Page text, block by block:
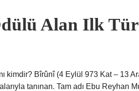
Alan Ilk
kimdir? Bîrûnî (4 Eylül 973 Kat – 13
tanınan. Tam adı Ebu Reyhan